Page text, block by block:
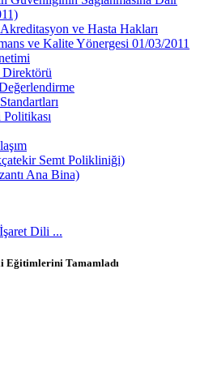
ve Hasta Hakları
ve Kalite Yönergesi 01/03/2011
Semt Polikliniği)
Ana Bina)
Dili ...
Eğitimlerini Tamamladı